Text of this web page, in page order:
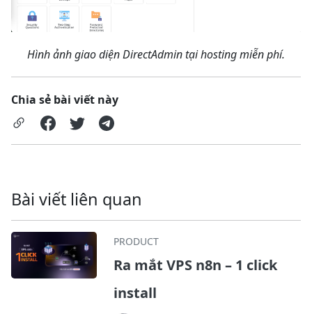
Hình ảnh giao diện DirectAdmin tại hosting miễn phí.
Chia sẻ bài viết này
Bài viết liên quan
PRODUCT
Ra mắt VPS n8n – 1 click
install